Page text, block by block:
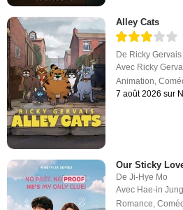
Alley Cats
De Ricky Gervais
Avec Ricky
Animation,
7 août 2026 sur
Our Sticky
DeJi-Hye Mo
Avec Hae-in Jung
Romance ,